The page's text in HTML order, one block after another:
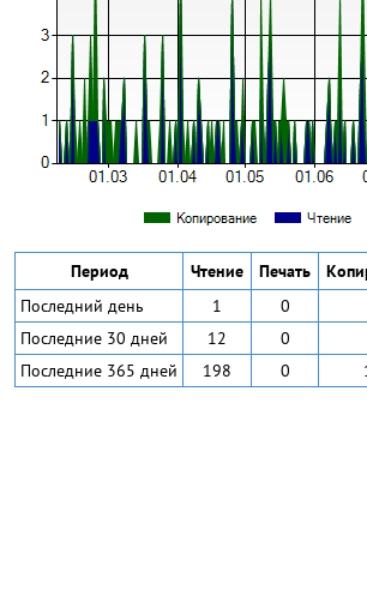
Период Чтение Печать
Последний день
1 0
Последние 30 дней
12 0
Последние 365 дней
198 0